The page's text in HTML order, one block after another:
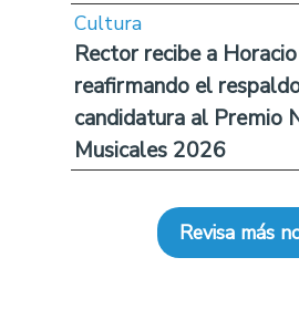
Cultura
Rector recibe a
reafirmando el
candidatura al Premio
Musicales 2026
Revisa más